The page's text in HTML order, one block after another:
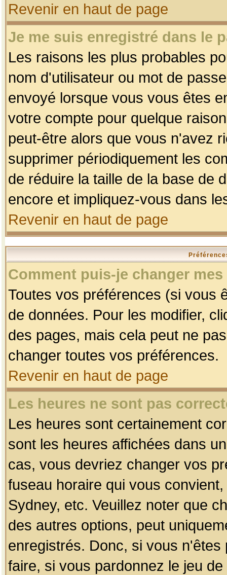
Revenir en haut de page
Je me suis enregistré dans le
Les raisons les plus probables
nom d'utilisateur ou mot de
envoyé lorsque vous vous êtes
votre compte pour quelque
peut-être alors que vous n'avez
supprimer périodiquement les
de réduire la taille de la base de
encore et impliquez-vous dans
Revenir en haut de page
Comment puis-je changer
Toutes vos préférences (si vous
de données. Pour les modifier,
des pages, mais cela peut ne
changer toutes vos préférences.
Revenir en haut de page
Les heures ne sont pas
Les heures sont certainement
sont les heures affichées dans
cas, vous devriez changer vos
fuseau horaire qui vous
Sydney, etc. Veuillez noter que
des autres options, peut
enregistrés. Donc, si vous
faire, si vous pardonnez le jeu